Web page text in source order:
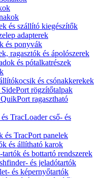
és szállító kiegészítők
adapterek
és ponyvák
ragasztók és ápolószerek
és pótalkatrészek
és csónakkerekek
rögzítőtalpak
ragasztható
TracLoader cső- és
TracPort panelek
és állítható karok
és bottartó rendszerek
és jeladótartók
és képernyőtartók